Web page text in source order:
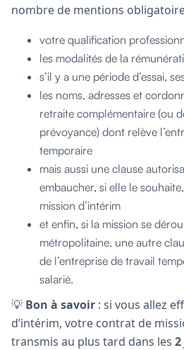
nombre de mentions
votre qualification
les modalités de la
s’il y a une période d’essai,
les noms, adresses et
retraite complémentaire (ou
prévoyance) dont relève
temporaire
mais aussi une clause
embaucher, si elle le
mission d’intérim
et enfin, si la mission se
métropolitaine, une autre
de l’entreprise de travail
salarié.
💡 Bon à savoir : si vous allez
d’intérim, votre contrat de
transmis au plus tard dans les